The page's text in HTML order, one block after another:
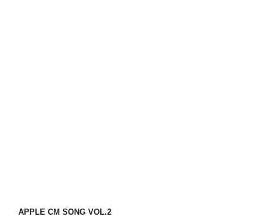
APPLE CM SONG VOL.2